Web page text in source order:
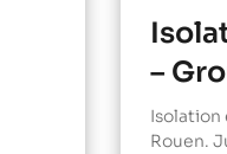
–
Isolation
Rouen.